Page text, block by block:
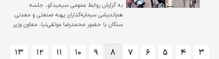
به گزارش روابط عمومی سیمیدکو، جلسه
هم‌‌‌اندیشی سرمایه‌گذاران پهنه صنعتی و معدنی
سنگان با حضور محمدرضا موثقی‌نیا، معاون وزیر
سنگ‌‌‌آهن سنگان برگزار شد.
۳ ۴ ۵ ۶ ۷ ۸ ۹ ۱۰ ۱۱ ۱۲ ۱۳